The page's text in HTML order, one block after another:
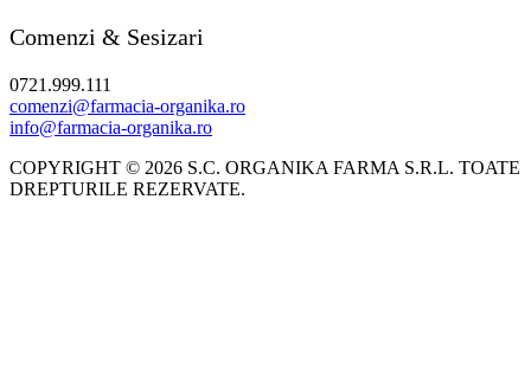
Comenzi & Sesizari
0721.999.111
comenzi@farmacia-organika.ro
info@farmacia-organika.ro
COPYRIGHT © 2026 S.C. ORGANIKA FARMA S.R.L. TOATE
DREPTURILE REZERVATE.